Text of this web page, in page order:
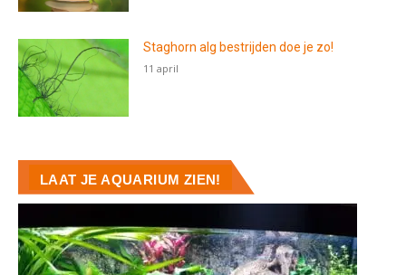
Staghorn alg bestrijden doe je zo!
11 april
LAAT JE AQUARIUM ZIEN!